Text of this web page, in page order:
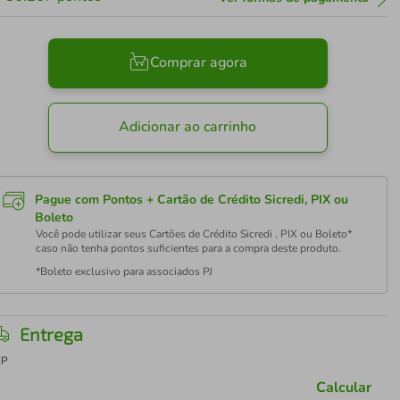
Comprar agora
Adicionar ao carrinho
Pague com Pontos + Cartão de Crédito Sicredi, PIX ou
Boleto
Você pode utilizar seus Cartões de Crédito Sicredi , PIX ou Boleto*
caso não tenha pontos suficientes para a compra deste produto.
*Boleto exclusivo para associados PJ
Entrega
Calcular